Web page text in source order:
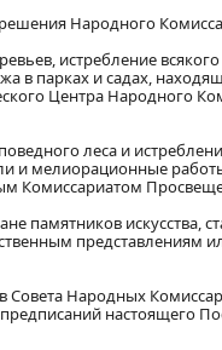
Народного
истребление
в парках и садах,
Центра Народного
леса и
и мелиорационные
Комиссариатом
памятников
представлениям
Народных
предписаний настоящего